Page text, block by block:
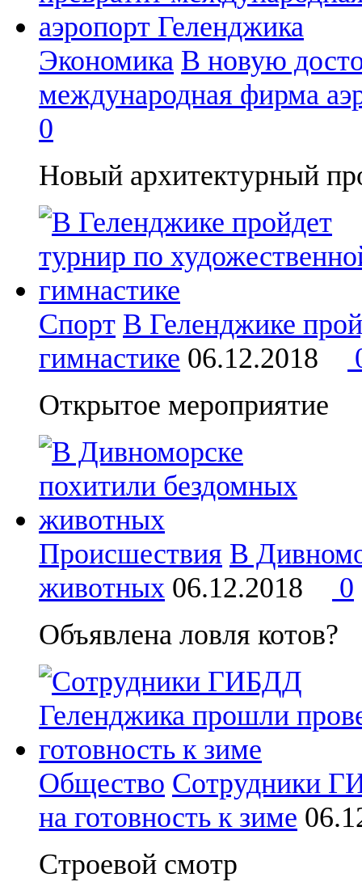
Экономика В новую
международная фирма
0
Новый архитектурный
Спорт В Геленджике
гимнастике 06.12.2018
Открытое мероприятие
Происшествия В
животных 06.12.2018
0
Объявлена ловля котов?
Общество Сотрудники
на готовность к зиме
Строевой смотр